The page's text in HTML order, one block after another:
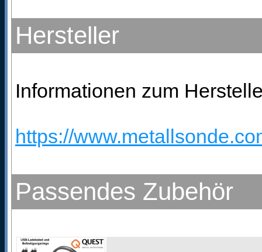
Hersteller
Informationen zum
https://
Passendes Zubehör